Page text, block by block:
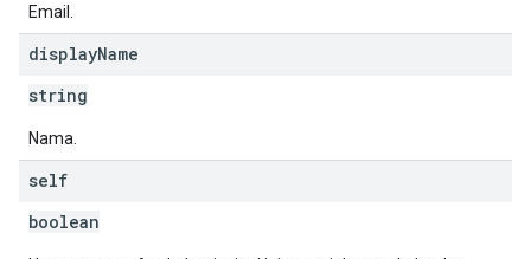
Email.
displayName
string
Nama.
self
boolean